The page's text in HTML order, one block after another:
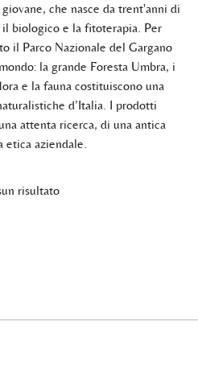
che nasce da trent'anni di
biologico e la fitoterapia. Per
il Parco Nazionale del Gargano
la grande Foresta Umbra, i
e la fauna costituiscono una
d’Italia. I prodotti
attenta ricerca, di una antica
etica aziendale.
risultato